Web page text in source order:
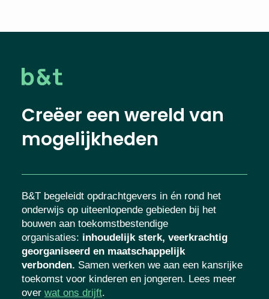
Creëer een wereld van
mogelijkheden
B&T begeleidt opdrachtgevers in én rond het
onderwijs op uiteenlopende gebieden bij het
bouwen aan toekomstbestendige
organisaties: inhoudelijk sterk, veerkrachtig
georganiseerd en maatschappelijk
verbonden. Samen werken we aan een kansrijke
toekomst voor kinderen en jongeren. Lees meer
over wat ons drijft.